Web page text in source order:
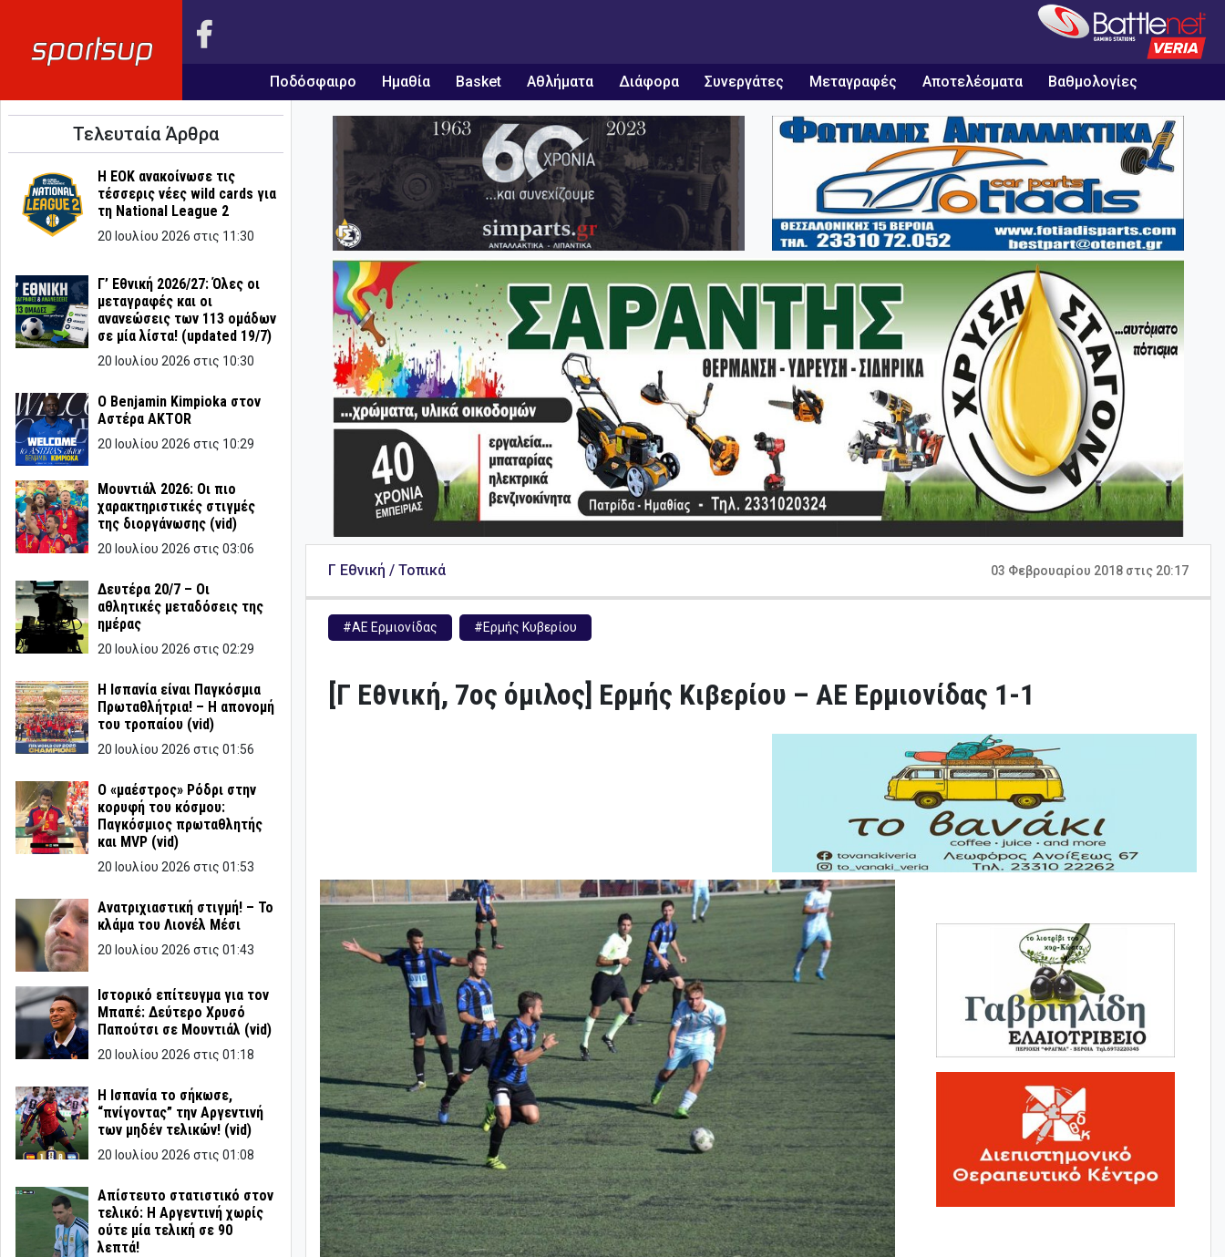
Ποδόσφαιρο Ημαθία Basket Αθλήματα Διάφορα Συνεργάτες Μεταγραφές Αποτελέσματα Βαθμολογίες
Τελευταία Άρθρα
Η ΕΟΚ ανακοίνωσε τις
τέσσερις νέες wild cards για
τη National League 2
20 Ιουλίου 2026 στις 11:30
Γ’ Εθνική 2026/27: Όλες οι
μεταγραφές και οι
ανανεώσεις των 113 ομάδων
σε μία λίστα! (updated 19/7)
20 Ιουλίου 2026 στις 10:30
Ο Benjamin Kimpioka στον
Αστέρα AKTOR
20 Ιουλίου 2026 στις 10:29
Μουντιάλ 2026: Οι πιο
χαρακτηριστικές στιγμές
της διοργάνωσης (vid)
20 Ιουλίου 2026 στις 03:06
Δευτέρα 20/7 – Οι
αθλητικές μεταδόσεις της
ημέρας
20 Ιουλίου 2026 στις 02:29
Η Ισπανία είναι Παγκόσμια
Πρωταθλήτρια! – Η απονομή
του τροπαίου (vid)
20 Ιουλίου 2026 στις 01:56
Ο «μαέστρος» Ρόδρι στην
κορυφή του κόσμου:
Παγκόσμιος πρωταθλητής
και MVP (vid)
20 Ιουλίου 2026 στις 01:53
Ανατριχιαστική στιγμή! – Το
κλάμα του Λιονέλ Μέσι
20 Ιουλίου 2026 στις 01:43
Ιστορικό επίτευγμα για τον
Μπαπέ: Δεύτερο Χρυσό
Παπούτσι σε Μουντιάλ (vid)
20 Ιουλίου 2026 στις 01:18
Η Ισπανία το σήκωσε,
“πνίγοντας” την Αργεντινή
των μηδέν τελικών! (vid)
20 Ιουλίου 2026 στις 01:08
Απίστευτο στατιστικό στον
τελικό: Η Αργεντινή χωρίς
ούτε μία τελική σε 90
λεπτά!
Γ Εθνική / Τοπικά 03 Φεβρουαρίου 2018 στις 20:17
#ΑΕ Ερμιονίδας #Ερμής Κυβερίου
[Γ Εθνική, 7ος όμιλος] Ερμής Κιβερίου – ΑΕ Ερμιονίδας 1-1